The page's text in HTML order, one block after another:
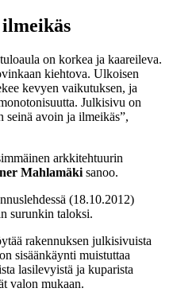
on korkea ja kaareileva.
kiehtova. Ulkoisen
kevyen vaikutuksen, ja
Julkisivu on
seinä avoin ja ilmeikäs”,
arkkitehtuurin
Mahlamäki sanoo.
(18.10.2012)
surunkin taloksi.
rakennuksen julkisivuista
sisäänkäynti muistuttaa
lasilevyistä ja kuparista
valon mukaan.